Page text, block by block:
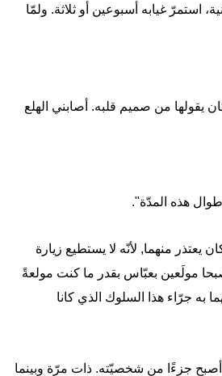
استمرّ غيابه أسبوعين أو ثلاثة. ولمّا
يقولها من صميم قلبه. أصابني الهلع
هذه المدّة".
يعتذر منهما, لأنّه لا يستطيع زيارة
أصبحا مولَعين بعبّاس بقدر ما كنت مولعةً
به جرّاء هذا السلوك الذي كانا
أصبح جزءًا من شخصيّته. ذات مرّة وبينما